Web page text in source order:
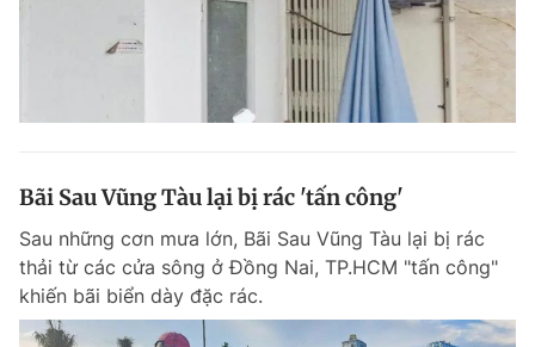
0906 645 777
Liên hệ quảng cáo
0908 780 404
Tòa soạn Chính sách bảo
Phó tổng biên tập: Lâm Hiếu Dũng
Phó tổng biên tập: Trần Việt Hưng
Tổng thư ký tòa soạn: Đức Trung
Giấy phép xuất bản số 110/GP - BTTTT cấp ngày 24.3.2020
© 2003-2026 Bản quyền thuộc về Báo Thanh Niên. Cấm sao chép
dưới mọi hình thức nếu không có sự chấp thuận bằng văn bản.
Phát triển bởi ePi Technologies, JSC.
Bãi Sau Vũng Tàu lại bị rác 'tấn công'
Sau những cơn mưa lớn, Bãi Sau Vũng Tàu lại bị rác
thải từ các cửa sông ở Đồng Nai, TP.HCM "tấn công"
khiến bãi biển dày đặc rác.